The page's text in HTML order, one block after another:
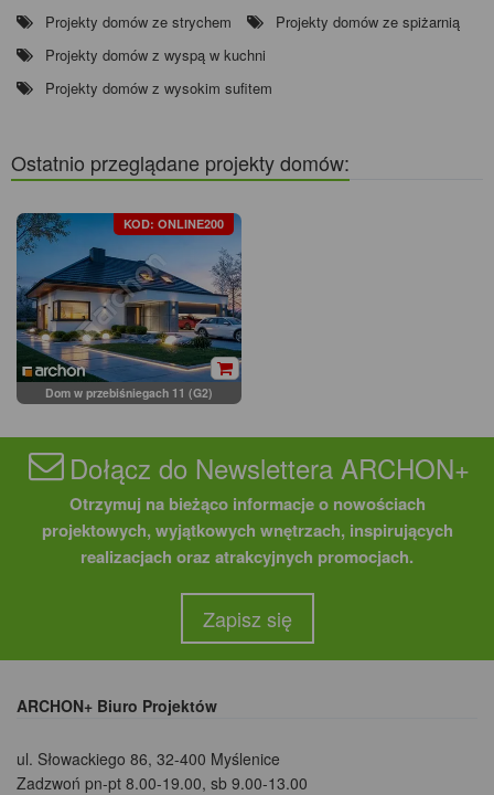
Projekty domów ze strychem
Projekty domów ze spiżarnią
Projekty domów z wyspą w kuchni
Projekty domów z wysokim sufitem
Ostatnio przeglądane projekty domów:
KOD: ONLINE200
Dom w przebiśniegach 11 (G2)
Dołącz do Newslettera ARCHON+
Otrzymuj na bieżąco informacje o nowościach
projektowych, wyjątkowych wnętrzach, inspirujących
realizacjach oraz atrakcyjnych promocjach.
Zapisz się
ARCHON+ Biuro Projektów
ul. Słowackiego 86, 32-400 Myślenice
Zadzwoń pn-pt 8.00-19.00, sb 9.00-13.00